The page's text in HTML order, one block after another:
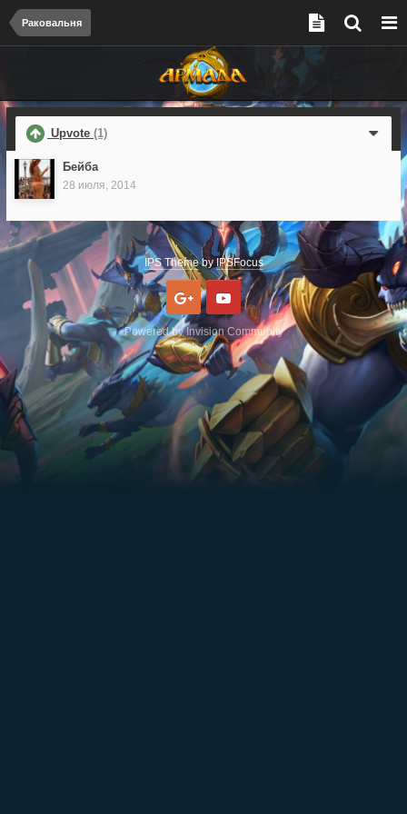
Раковальня
Upvote (1)
Бейба
28 июля, 2014
IPS Themeby IPSFocus
Google Youtube
Powered by Invision Community